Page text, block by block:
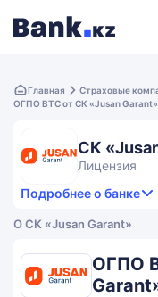
Главная Страховые
ОГПО ВТС от СК «Jusan Garant»
СК
Лицензия
Подробнее о банке
1.9
1,9
rating
О СК «Jusan Garant»
ОГПО